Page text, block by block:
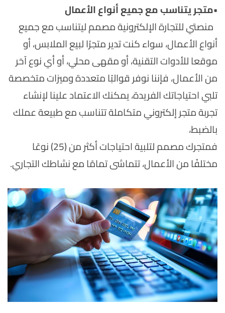
•متجر يتناسب مع جميع أنواع الأعمال
منصتي للتجارة الإلكترونية مصمم ليتناسب مع جميع
أنواع الأعمال، سواء كنت تدير متجرًا لبيع الملابس، أو
موقعا للأدوات التقنية، أو مقهى محلي، أو أي نوع آخر
من الأعمال، فإننا نوفر قوالبًا متعددة وميزات متخصصة
تلبي احتياجاتك الفريدة، يمكنك الاعتماد علينا لإنشاء
تجربة متجر إلكتروني متكاملة تتناسب مع طبيعة عملك
بالضبط،
فمتجرك مصمم لتلبية احتياجات أكثر من (25) نوعًا
مختلفًا من الأعمال، تتماشى تمامًا مع نشاطك التجاري.